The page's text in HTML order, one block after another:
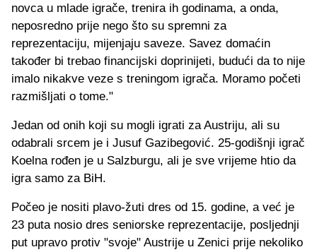
novca u mlade igrače, trenira ih godinama, a onda,
neposredno prije nego što su spremni za
reprezentaciju, mijenjaju saveze. Savez domaćin
također bi trebao financijski doprinijeti, budući da to nije
imalo nikakve veze s treningom igrača. Moramo početi
razmišljati o tome."
Jedan od onih koji su mogli igrati za Austriju, ali su
odabrali srcem je i Jusuf Gazibegović. 25-godišnji igrač
Koelna rođen je u Salzburgu, ali je sve vrijeme htio da
igra samo za BiH.
Počeo je nositi plavo-žuti dres od 15. godine, a već je
23 puta nosio dres seniorske reprezentacije, posljednji
put upravo protiv "svoje" Austrije u Zenici prije nekoliko